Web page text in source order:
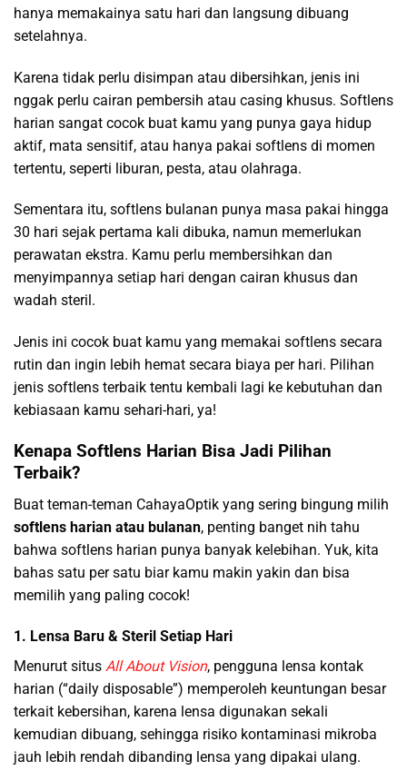
hanya memakainya satu hari dan langsung dibuang
setelahnya.
Karena tidak perlu disimpan atau dibersihkan, jenis ini
nggak perlu cairan pembersih atau casing khusus. Softlens
harian sangat cocok buat kamu yang punya gaya hidup
aktif, mata sensitif, atau hanya pakai softlens di momen
tertentu, seperti liburan, pesta, atau olahraga.
Sementara itu, softlens bulanan punya masa pakai hingga
30 hari sejak pertama kali dibuka, namun memerlukan
perawatan ekstra. Kamu perlu membersihkan dan
menyimpannya setiap hari dengan cairan khusus dan
wadah steril.
Jenis ini cocok buat kamu yang memakai softlens secara
rutin dan ingin lebih hemat secara biaya per hari. Pilihan
jenis softlens terbaik tentu kembali lagi ke kebutuhan dan
kebiasaan kamu sehari-hari, ya!
Kenapa Softlens Harian Bisa Jadi Pilihan
Terbaik?
Buat teman-teman CahayaOptik yang sering bingung milih
softlens harian atau bulanan, penting banget nih tahu
bahwa softlens harian punya banyak kelebihan. Yuk, kita
bahas satu per satu biar kamu makin yakin dan bisa
memilih yang paling cocok!
1. Lensa Baru & Steril Setiap Hari
Menurut situs All About Vision, pengguna lensa kontak
harian (“daily disposable”) memperoleh keuntungan besar
terkait kebersihan, karena lensa digunakan sekali
kemudian dibuang, sehingga risiko kontaminasi mikroba
jauh lebih rendah dibanding lensa yang dipakai ulang.